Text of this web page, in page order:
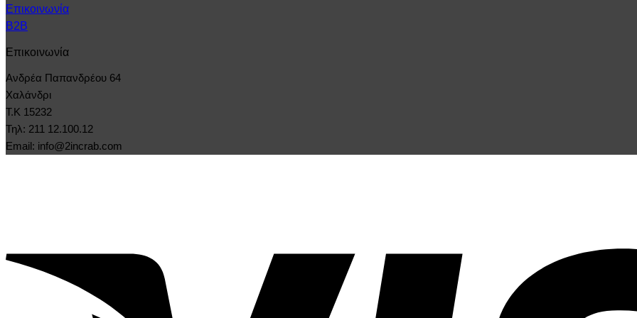
Επικοινωνία
B2B
Επικοινωνία
Ανδρέα Παπανδρέου 64
Χαλάνδρι
Τ.Κ 15232
Τηλ: 211 12.100.12
Email: info@2incrab.com